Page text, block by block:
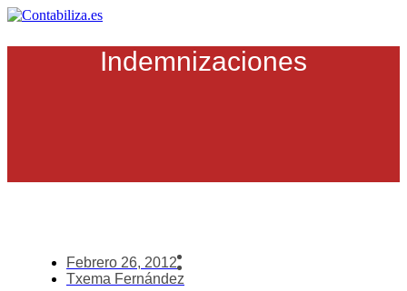
Ir
contenido
Indemnizaciones
Febrero 26, 2012
Txema Fernández